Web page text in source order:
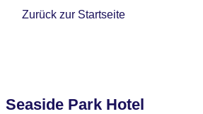
Zurück zur Startseite
Seaside Park Hotel